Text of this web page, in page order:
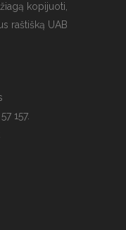
kopijuoti,
raštišką UAB
157.